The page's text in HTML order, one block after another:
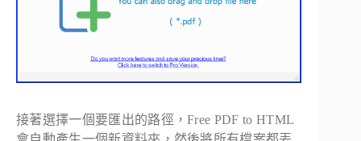
接著選擇一個要匯出的路徑，Free PDF to HTML